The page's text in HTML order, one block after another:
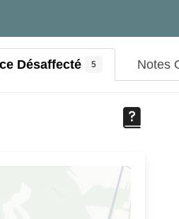
Désaffecté 5 Notes